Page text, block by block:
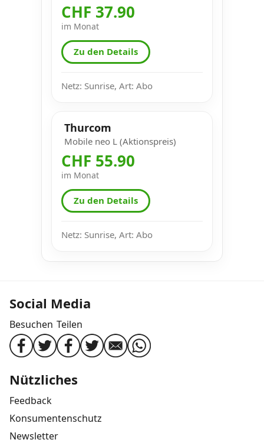
CHF 37.90
im Monat
Zu den Details
Netz: Sunrise, Art: Abo
Thurcom
Mobile neo L (Aktionspreis)
CHF 55.90
im Monat
Zu den Details
Netz: Sunrise, Art: Abo
Social Media
Besuchen Teilen
Nützliches
Feedback
Konsumentenschutz
Newsletter